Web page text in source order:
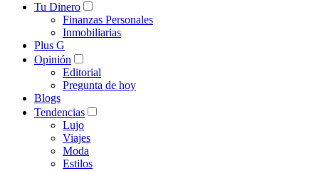
Tu Dinero
Finanzas Personales
Inmobiliarias
Plus G
Opinión
Editorial
Pregunta de hoy
Blogs
Tendencias
Lujo
Viajes
Moda
Estilos